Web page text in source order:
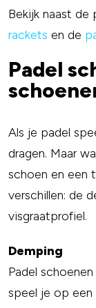
Bekijk naast de
rackets en de
Padel
Als je padel
dragen. Maar
schoen en een
verschillen: de
visgraatprofiel.
Demping
Padel
speel je op een